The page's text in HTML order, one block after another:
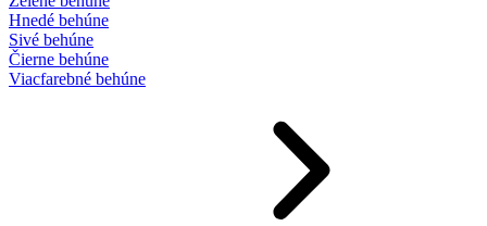
Hnedé behúne
Sivé behúne
Čierne behúne
Viacfarebné behúne